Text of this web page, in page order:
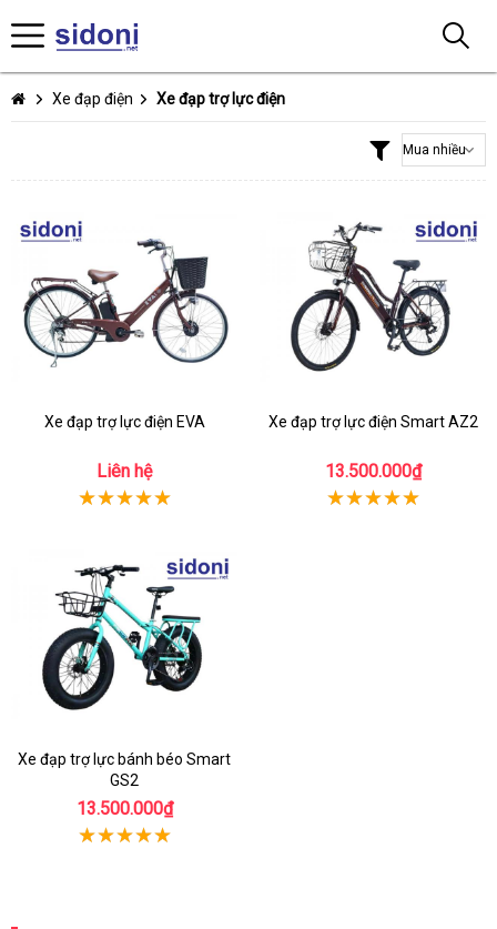
Xe đạp điện Xe đạp trợ lực điện
Xe đạp trợ lực điện EVA
Liên hệ
Xe đạp trợ lực điện Smart AZ2
13.500.000₫
Xe đạp trợ lực bánh béo Smart
GS2
13.500.000₫